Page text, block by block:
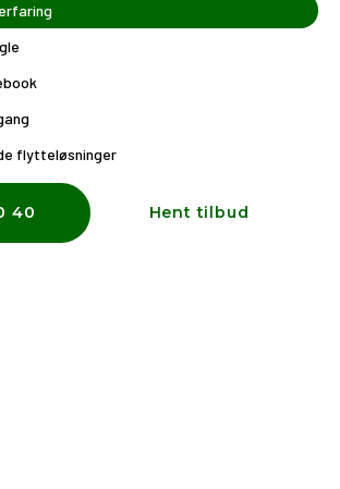
flytteløsninger
40 Hent tilbud